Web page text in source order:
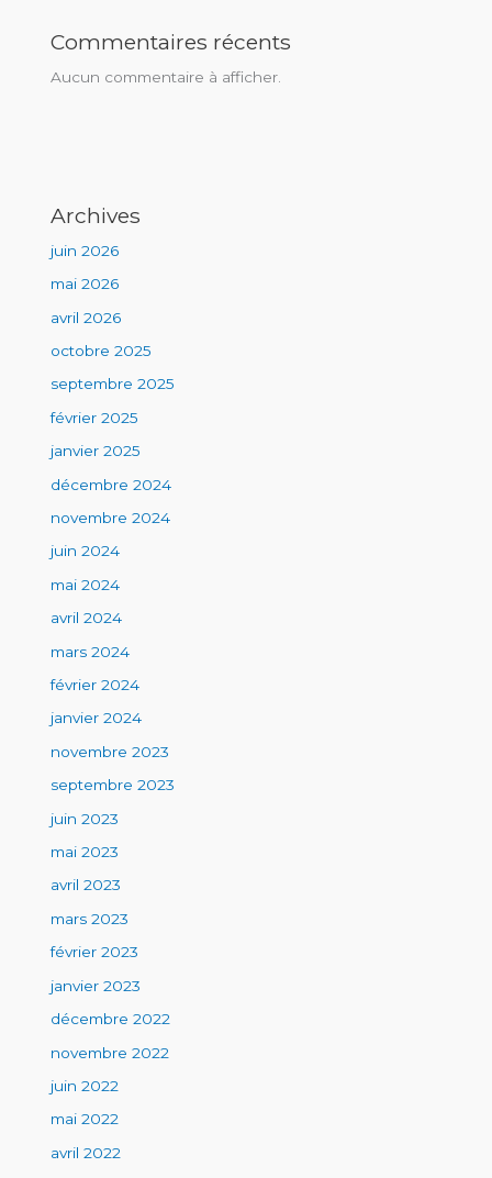
Commentaires récents
Aucun commentaire à afficher.
Archives
juin 2026
mai 2026
avril 2026
octobre 2025
septembre 2025
février 2025
janvier 2025
décembre 2024
novembre 2024
juin 2024
mai 2024
avril 2024
mars 2024
février 2024
janvier 2024
novembre 2023
septembre 2023
juin 2023
mai 2023
avril 2023
mars 2023
février 2023
janvier 2023
décembre 2022
novembre 2022
juin 2022
mai 2022
avril 2022